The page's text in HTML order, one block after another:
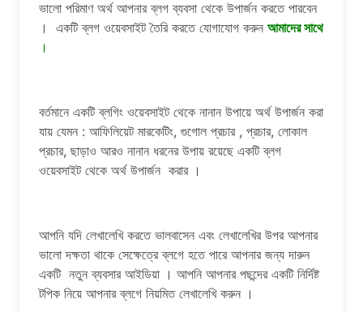
ভালো পরিমাণ অর্থ আপনার ব্লগ ব্যবসা থেকে উপার্জন করতে পারবেন
। একটি ব্লগ ওয়েবসাইট তৈরি করতে যোগাযোগ করুন আমাদের সাথে
।
বর্তমানে একটি ব্লগিং ওয়েবসাইট থেকে নানান উপায়ে অর্থ উপার্জন করা
যায় যেমন : আফিলিয়েট মারকেটিং, গুগোল প্রচার , প্রচার, লোকাল
প্রচার, ছাড়াও আরও নানান ধরনের উপায় রয়েছে একটি ব্লগ
ওয়েবসাইট থেকে অর্থ উপার্জন করার ।
আপনি যদি লেখালেখি করতে ভালবাসেন এবং লেখালেখির উপর আপনার
ভালো দক্ষতা থাকে সেক্ষেত্রে ব্লগে হতে পারে আপনার জন্য দারুন
একটি নতুন ব্যবসার আইডিয়া । আপনি আপনার পছন্দের একটি নির্দিষ্ট
টপিক নিয়ে আপনার ব্লগে নিয়মিত লেখালেখি করুন ।